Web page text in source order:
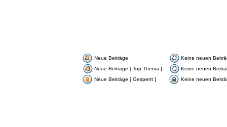
Neue Beiträge
Keine neuen
Neue Beiträge [ Top-Thema ]
Keine neuen
Neue Beiträge [ Gesperrt ]
Keine neuen